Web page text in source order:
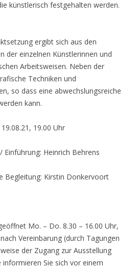
künstlerisch festgehalten werden.
ergibt sich aus den
der einzelnen Künstlerinnen und
Arbeitsweisen. Neben der
Techniken und
so dass eine abwechslungsreiche
kann.
19.00 Uhr
Einführung: Heinrich Behrens
Begleitung: Kirstin Donkervoort
Mo. – Do. 8.30 – 16.00 Uhr,
Vereinbarung (durch Tagungen
der Zugang zur Ausstellung
Sie sich vor einem